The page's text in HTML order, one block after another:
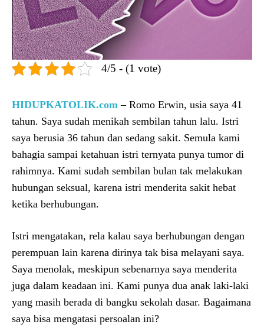
4/5 - (1 vote)
HIDUPKATOLIK.com – Romo Erwin, usia saya 41
tahun. Saya sudah menikah sembilan tahun lalu. Istri
saya berusia 36 tahun dan sedang sakit. Semula kami
bahagia sampai ketahuan istri ternyata punya tumor di
rahimnya. Kami sudah sembilan bulan tak melakukan
hubungan seksual, karena istri menderita sakit hebat
ketika berhubungan.
Istri mengatakan, rela kalau saya berhubungan dengan
perempuan lain karena dirinya tak bisa melayani saya.
Saya menolak, meskipun sebenarnya saya menderita
juga dalam keadaan ini. Kami punya dua anak laki-laki
yang masih berada di bangku sekolah dasar. Bagaimana
saya bisa mengatasi persoalan ini?